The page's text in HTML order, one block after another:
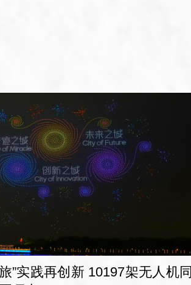
”实践再创新 10197架无人机同